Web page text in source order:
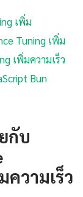
เพิ่ม
Tuning เพิ่ม
เพิ่มความเร็ว
Bun
กับ
ความเร็ว